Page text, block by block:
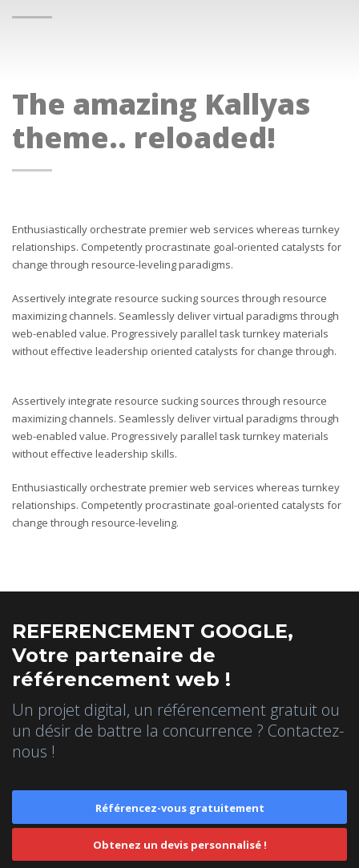
The amazing Kallyas
theme.. reloaded!
Enthusiastically orchestrate premier web services whereas turnkey
relationships. Competently procrastinate goal-oriented catalysts for
change through resource-leveling paradigms.
Assertively integrate resource sucking sources through resource
maximizing channels. Seamlessly deliver virtual paradigms through
web-enabled value. Progressively parallel task turnkey materials
without effective leadership oriented catalysts for change through.
Assertively integrate resource sucking sources through resource
maximizing channels. Seamlessly deliver virtual paradigms through
web-enabled value. Progressively parallel task turnkey materials
without effective leadership skills.
Enthusiastically orchestrate premier web services whereas turnkey
relationships. Competently procrastinate goal-oriented catalysts for
change through resource-leveling.
REFERENCEMENT GOOGLE,
Votre partenaire de
référencement web !
Un projet digital, un référencement gratuit ou
un désir de battre la concurrence ? Contactez-
nous !
Référencez-vous gratuitement
Obtenez un devis personnalisé !